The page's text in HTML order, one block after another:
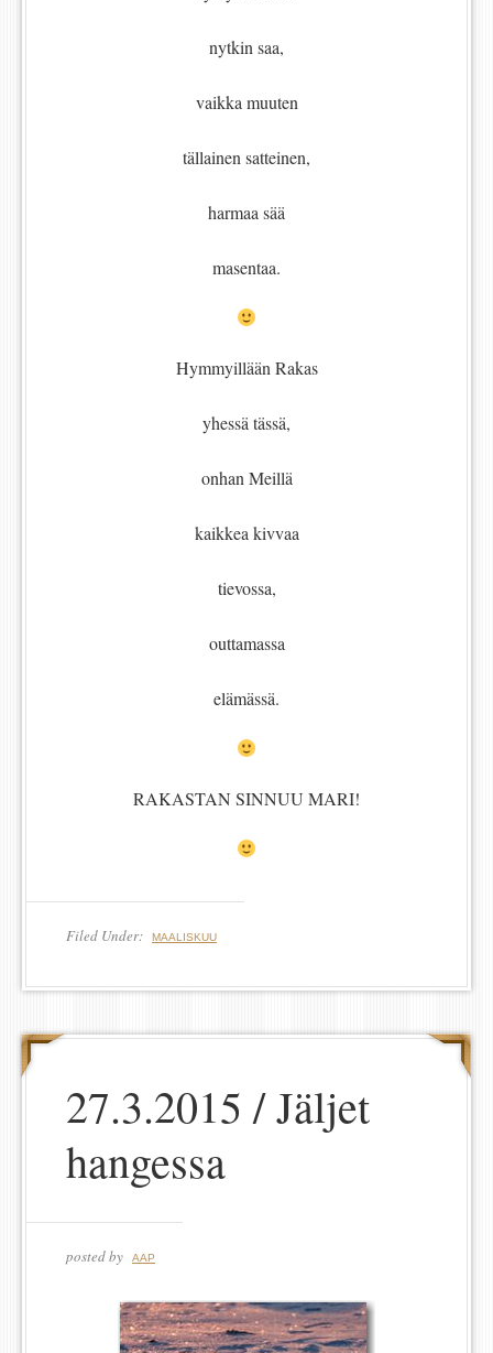
nytkin saa,
vaikka muuten
tällainen satteinen,
harmaa sää
masentaa.
Hymmyillään Rakas
yhessä tässä,
onhan Meillä
kaikkea kivvaa
tievossa,
outtamassa
elämässä.
RAKASTAN SINNUU MARI!
Filed Under: MAALISKUU
27.3.2015 / Jäljet
hangessa
posted by AAP